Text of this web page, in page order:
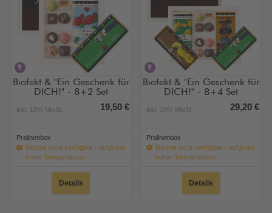
alkoholhaltig
Biofekt & "Ein Geschenk für
DICH!" - 8+2 Set
inkl. 10% MwSt. 19,50 €
Pralinenbox
Derzeit nicht verfügbar • aufgrund
hoher Temperaturen
Details
alkoholhaltig
Biofekt & "Ein Geschenk für
DICH!" - 8+4 Set
inkl. 10% MwSt. 29,20 €
Pralinenbox
Derzeit nicht verfügbar • aufgrund
hoher Temperaturen
Details